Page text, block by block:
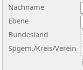
Nachname
Ebene
Bundesland
Spgem./Kreis/Verein